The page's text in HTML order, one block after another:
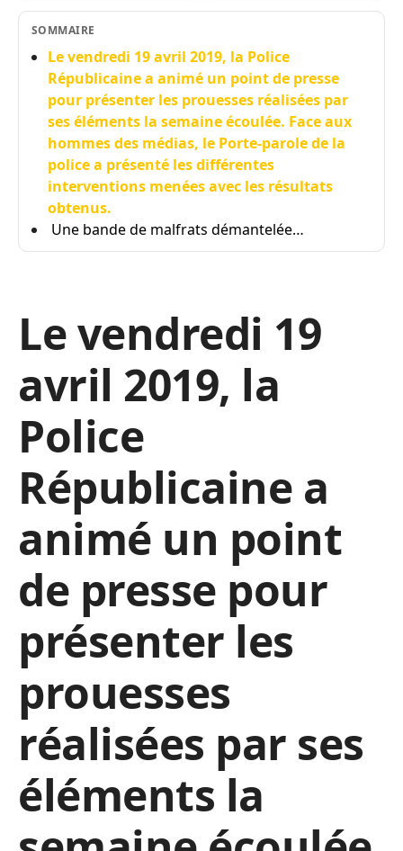
SOMMAIRE
Le vendredi 19 avril 2019, la Police
Républicaine a animé un point de presse
pour présenter les prouesses réalisées par
ses éléments la semaine écoulée. Face aux
hommes des médias, le Porte-parole de la
police a présenté les différentes
interventions menées avec les résultats
obtenus.
Une bande de malfrats démantelée…
Le vendredi 19
avril 2019, la
Police
Républicaine a
animé un point
de presse pour
présenter les
prouesses
réalisées par ses
éléments la